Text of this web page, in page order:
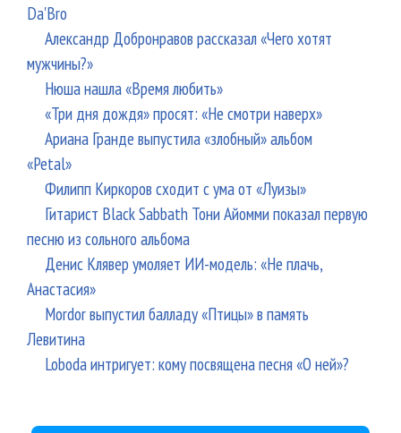
Da'Bro
Александр Добронравов рассказал «Чего хотят
мужчины?»
Нюша нашла «Время любить»
«Три дня дождя» просят: «Не смотри наверх»
Ариана Гранде выпустила «злобный» альбом
«Petal»
Филипп Киркоров сходит с ума от «Луизы»
Гитарист Black Sabbath Тони Айомми показал первую
песню из сольного альбома
Денис Клявер умоляет ИИ-модель: «Не плачь,
Анастасия»
Mordor выпустил балладу «Птицы» в память
Левитина
Loboda интригует: кому посвящена песня «О ней»?